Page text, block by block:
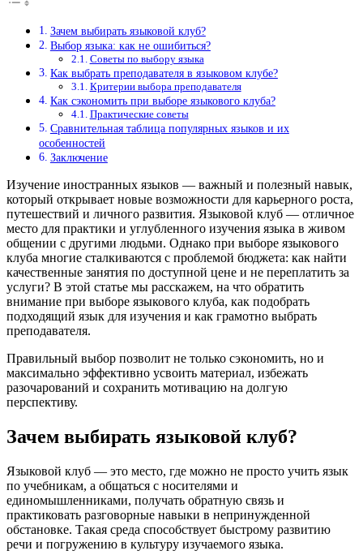
Зачем выбирать языковой клуб?
Выбор языка: как не ошибиться?
Советы по выбору языка
Как выбрать преподавателя в языковом клубе?
Критерии выбора преподавателя
Как сэкономить при выборе языкового клуба?
Практические советы
Сравнительная таблица популярных языков и их
особенностей
Заключение
Изучение иностранных языков — важный и полезный навык,
который открывает новые возможности для карьерного роста,
путешествий и личного развития. Языковой клуб — отличное
место для практики и углубленного изучения языка в живом
общении с другими людьми. Однако при выборе языкового
клуба многие сталкиваются с проблемой бюджета: как найти
качественные занятия по доступной цене и не переплатить за
услуги? В этой статье мы расскажем, на что обратить
внимание при выборе языкового клуба, как подобрать
подходящий язык для изучения и как грамотно выбрать
преподавателя.
Правильный выбор позволит не только сэкономить, но и
максимально эффективно усвоить материал, избежать
разочарований и сохранить мотивацию на долгую
перспективу.
Зачем выбирать языковой клуб?
Языковой клуб — это место, где можно не просто учить язык
по учебникам, а общаться с носителями и
единомышленниками, получать обратную связь и
практиковать разговорные навыки в непринужденной
обстановке. Такая среда способствует быстрому развитию
речи и погружению в культуру изучаемого языка.